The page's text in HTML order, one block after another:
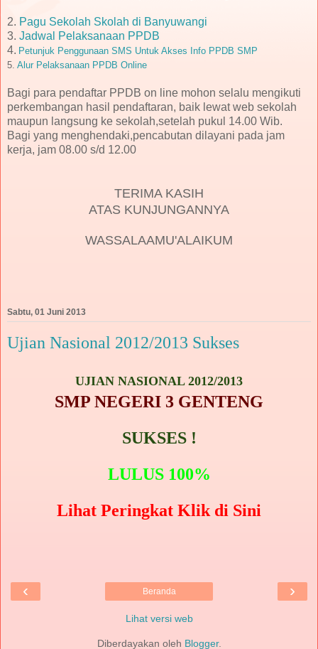
2. Pagu Sekolah Skolah di Banyuwangi
3. Jadwal Pelaksanaan PPDB
4. Petunjuk Penggunaan SMS Untuk Akses Info PPDB SMP
5. Alur Pelaksanaan PPDB Online
Bagi para pendaftar PPDB on line mohon selalu mengikuti
perkembangan hasil pendaftaran, baik lewat web sekolah
maupun langsung ke sekolah,setelah pukul 14.00 Wib.
Bagi yang menghendaki,pencabutan dilayani pada jam
kerja, jam 08.00 s/d 12.00
TERIMA KASIH
ATAS KUNJUNGANNYA
WASSALAAMU'ALAIKUM
Sabtu, 01 Juni 2013
Ujian Nasional 2012/2013 Sukses
UJIAN NASIONAL 2012/2013
SMP NEGERI 3 GENTENG
SUKSES !
LULUS 100%
Lihat Peringkat Klik di Sini
‹ ›
Beranda
Lihat versi web
Diberdayakan oleh Blogger.